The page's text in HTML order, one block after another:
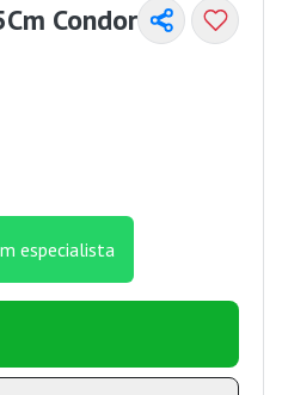
Condor
especialista